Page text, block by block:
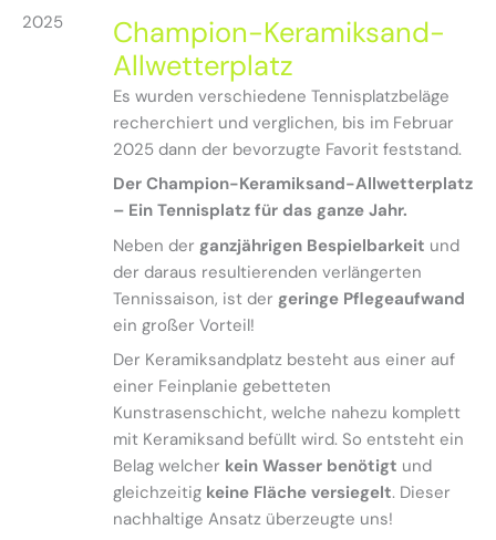
2025
Champion-Keramiksand-
Allwetterplatz
Es wurden verschiedene Tennisplatzbeläge
recherchiert und verglichen, bis im Februar
2025 dann der bevorzugte Favorit feststand.
Der Champion-Keramiksand-Allwetterplatz
– Ein Tennisplatz für das ganze Jahr.
Neben der ganzjährigen Bespielbarkeit und
der daraus resultierenden verlängerten
Tennissaison, ist der geringe Pflegeaufwand
ein großer Vorteil!
Der Keramiksandplatz besteht aus einer auf
einer Feinplanie gebetteten
Kunstrasenschicht, welche nahezu komplett
mit Keramiksand befüllt wird. So entsteht ein
Belag welcher kein Wasser benötigt und
gleichzeitig keine Fläche versiegelt. Dieser
nachhaltige Ansatz überzeugte uns!